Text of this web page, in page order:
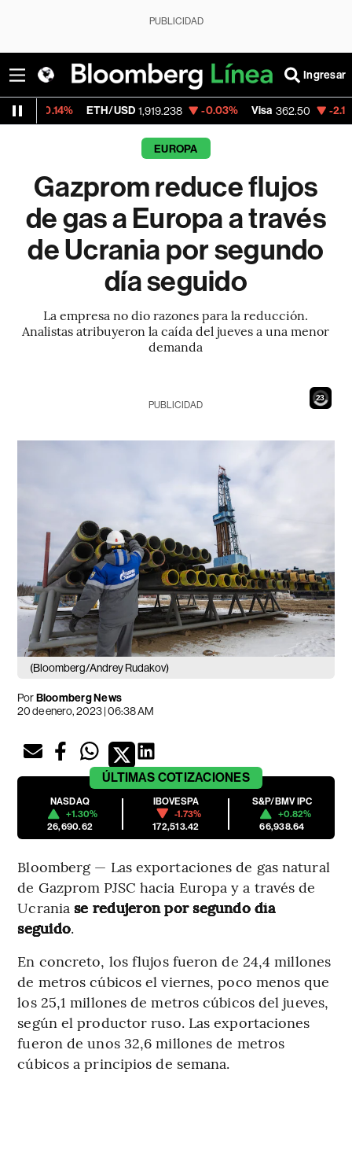
PUBLICIDAD
Ingresar
ETH/USD 1,919.238 -0.03% Visa 362.50 -2.15%
EUROPA
Gazprom reduce flujos
de gas a Europa a través
de Ucrania por segundo
día seguido
La empresa no dio razones para la reducción.
Analistas atribuyeron la caída del jueves a una menor
demanda
22
PUBLICIDAD
(Bloomberg/Andrey Rudakov)
PorBloomberg News
20 de enero, 2023 | 06:38 AM
ÚLTIMAS COTIZACIONES
NASDAQ
+1.30%
26,690.62
IBOVESPA
-1.73%
172,513.42
S&P/BMV IPC
+0.82%
66,938.64
Bloomberg — Las exportaciones de gas natural
de Gazprom PJSC hacia Europa y a través de
Ucraniase redujeron por segundo día
seguido.
En concreto, los flujos fueron de 24,4 millones
de metros cúbicos el viernes, poco menos que
los 25,1 millones de metros cúbicos del jueves,
según el productor ruso. Las exportaciones
fueron de unos 32,6 millones de metros
cúbicos a principios de semana.